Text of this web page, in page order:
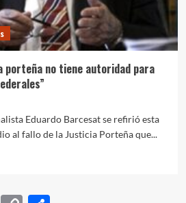
porteña no tiene autoridad para
Eduardo Barcesat se refirió esta
al fallo de la Justicia Porteña que...